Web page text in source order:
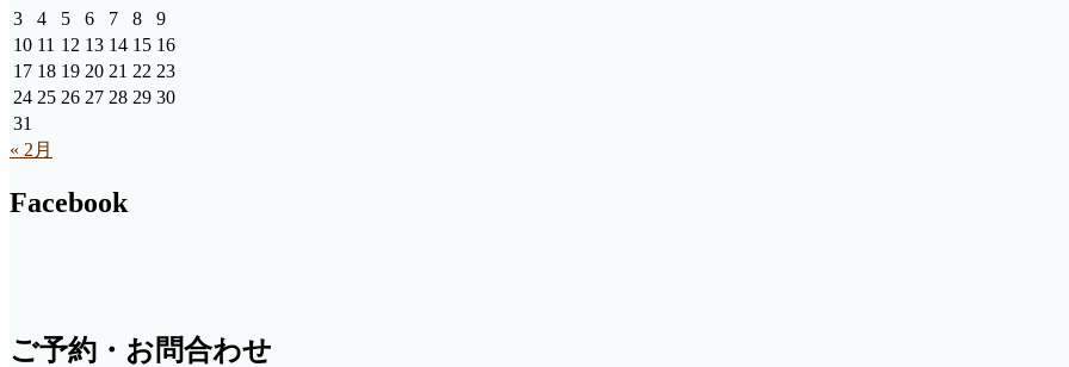
3
4 5 6 7 8
9
10 11 12 13 14 15 16
17 18 19 20 21 22 23
24 25 26 27 28 29 30
31
« 2月
Facebook
ご予約・お問合わせ